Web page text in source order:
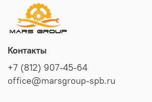
Контакты
+7 (812) 907-45-64
office@marsgroup-spb.ru